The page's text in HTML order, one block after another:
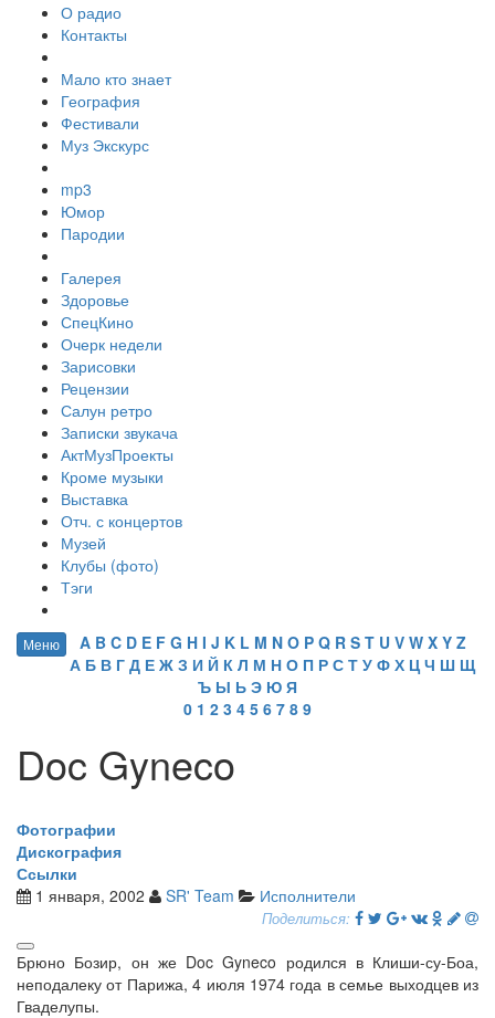
О радио
Контакты
Мало кто знает
География
Фестивали
Муз Экскурс
mp3
Юмор
Пародии
Галерея
Здоровье
СпецКино
Очерк недели
Зарисовки
Рецензии
Салун ретро
Записки звукача
АктМузПроекты
Кроме музыки
Выставка
Отч. с концертов
Музей
Клубы (фото)
Тэги
Меню A B C D E F G H I J K L M N O P Q R S T U V W X Y Z
А Б В Г Д Е Ж З И Й К Л М Н О П Р С Т У Ф Х Ц Ч Ш Щ
Ъ Ы Ь Э Ю Я
0 1 2 3 4 5 6 7 8 9
Doc Gyneco
Фотографии
Дискография
Ссылки
1 января, 2002
SR' Team Исполнители
Поделиться:
Брюно Бозир, он же Doc Gyneco родился в Клиши-су-Боа,
неподалеку от Парижа, 4 июля 1974 года в семье выходцев из
Гваделупы.